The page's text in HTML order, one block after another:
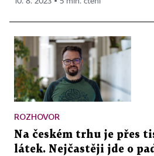
ROZHOVOR
Na českém trhu je přes
látek. Nejčastěji jde o